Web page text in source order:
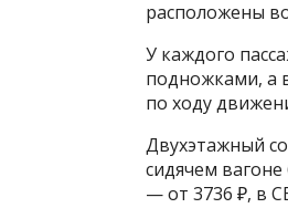
расположены
У каждого
подножками, а
по ходу
Двухэтажный
сидячем вагоне
— от 3736 ₽, в